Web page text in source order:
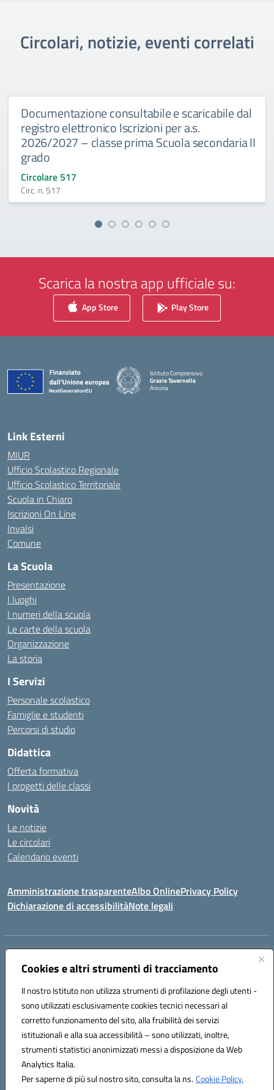
Cookies e altri strumenti di tracciamento
Il nostro Istituto non utilizza strumenti di profilazione degli utenti -
sono utilizzati esclusivamente cookies tecnici necessari al
corretto funzionamento del sito, alla fruibilità dei servizi
istituzionali e alla sua accessibilità – sono utilizzati, inoltre,
strumenti statistici anonimizzati messi a disposizione da Web
Analytics Italia.
Per saperne di più sul nostro sito, consulta la ns.Cookie Policy.
Circolari, notizie, eventi correlati
Documentazione consultabile e scaricabile dal
registro elettronico Iscrizioni per a.s.
2026/2027 – classe prima Scuola secondaria II
grado
Circolare 517
Circ. n. 517
Scarica la nostra app ufficiale su:
App Store Play Store
Istituto Comprensivo
Grazie Tavernelle
Ancona
Link Esterni
MIUR
Ufficio Scolastico Regionale
Ufficio Scolastico Territoriale
Scuola in Chiaro
Iscrizioni On Line
Invalsi
Comune
La Scuola
Presentazione
I luoghi
I numeri della scuola
Le carte della scuola
Organizzazione
La storia
I Servizi
Personale scolastico
Famiglie e studenti
Percorsi di studio
Didattica
Offerta formativa
I progetti delle classi
Novità
Le notizie
Le circolari
Calendario eventi
Amministrazione trasparenteAlbo OnlinePrivacy Policy
Dichiarazione di accessibilitàNote legali
Indirizzo:
Centralino:+39 071 89 52 08 Email:anic82000a@istruzione.it
Codice fiscale: 93084540421
Codice meccanografico:
ANIC82000A
Codice unico di fatturazione (CUF): UFF6L6
Hosting & Powered by 3D Solution S.r.l.